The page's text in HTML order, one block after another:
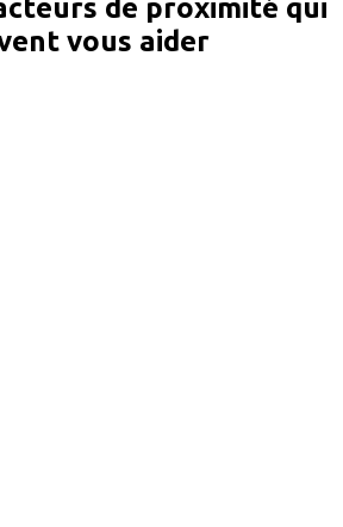
de proximité qui
vous aider